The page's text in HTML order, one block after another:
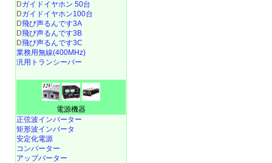
Dガイドイヤホン 50台
Dガイドイヤホン100台
D飛び声るんです3A
D飛び声るんです3B
D飛び声るんです3C
業務用無線(400MHz)
汎用トランシーバー
電源機器
正弦波インバーター
矩形波インバータ
安定化電源
コンバーター
アップバーター